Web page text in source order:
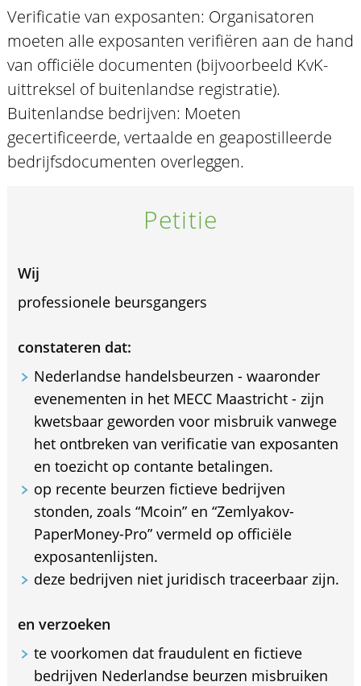
Verificatie van exposanten: Organisatoren
moeten alle exposanten verifiëren aan de hand
van officiële documenten (bijvoorbeeld KvK-
uittreksel of buitenlandse registratie).
Buitenlandse bedrijven: Moeten
gecertificeerde, vertaalde en geapostilleerde
bedrijfsdocumenten overleggen.
Petitie
Wij
professionele beursgangers
constateren dat:
Nederlandse handelsbeurzen - waaronder
evenementen in het MECC Maastricht - zijn
kwetsbaar geworden voor misbruik vanwege
het ontbreken van verificatie van exposanten
en toezicht op contante betalingen.
op recente beurzen fictieve bedrijven
stonden, zoals “Mcoin” en “Zemlyakov-
PaperMoney-Pro” vermeld op officiële
exposantenlijsten.
deze bedrijven niet juridisch traceerbaar zijn.
en verzoeken
te voorkomen dat fraudulent en fictieve
bedrijven Nederlandse beurzen misbruiken